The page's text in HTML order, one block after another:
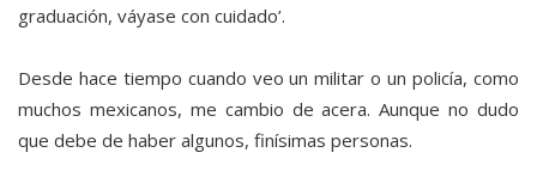
graduación, váyase con cuidado’.
Desde hace tiempo cuando veo un militar o un policía, como
muchos mexicanos, me cambio de acera. Aunque no dudo
que debe de haber algunos, finísimas personas.